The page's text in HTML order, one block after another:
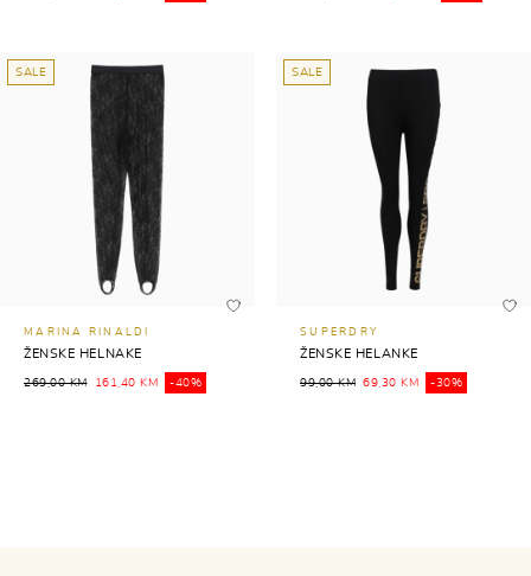
SALE
MARINA RINALDI
ŽENSKE HELNAKE
269,00 KM 161,40 KM -40%
SALE
SUPERDRY
ŽENSKE HELANKE
99,00 KM 69,30 KM -30%